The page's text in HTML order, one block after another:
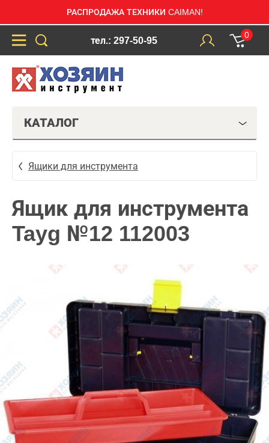
РАСПРОДАЖА ТЕХНИКИ CAIMAN!
тел.: 297-50-95
0
КАТАЛОГ
Ящики для инструмента
Ящик для инструмента
Tayg №12 112003